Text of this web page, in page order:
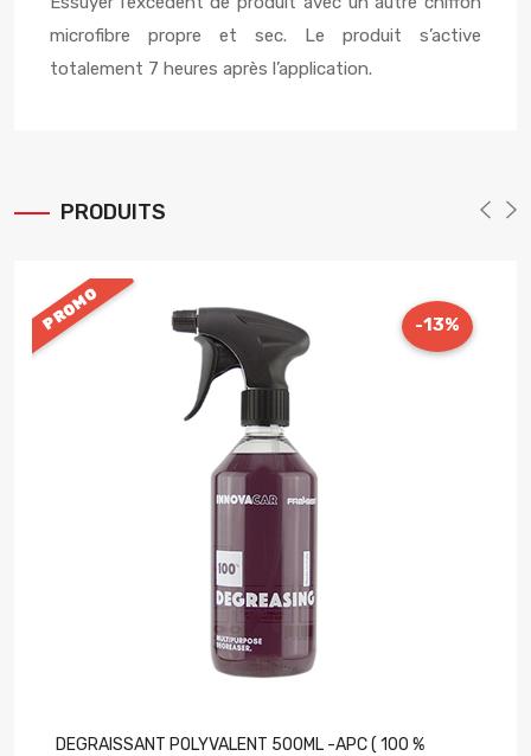
microfibre propre et sec. Le produit s’active
totalement 7 heures après l’application.
PRODUITS
PROMO -13%
DEGRAISSANT POLYVALENT 500ML -APC ( 100 %